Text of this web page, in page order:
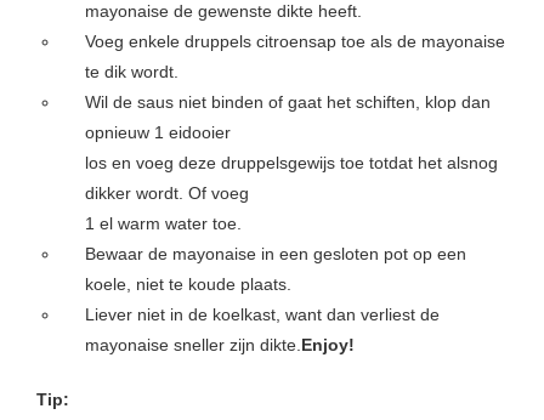
mayonaise de gewenste dikte heeft.
Voeg enkele druppels citroensap toe als de mayonaise
te dik wordt.
Wil de saus niet binden of gaat het schiften, klop dan
opnieuw 1 eidooier
los en voeg deze druppelsgewijs toe totdat het alsnog
dikker wordt. Of voeg
1 el warm water toe.
Bewaar de mayonaise in een gesloten pot op een
koele, niet te koude plaats.
Liever niet in de koelkast, want dan verliest de
mayonaise sneller zijn dikte. Enjoy!
Tip: